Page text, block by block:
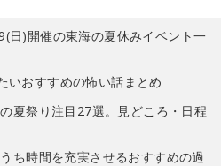
日)開催の東海の夏休みイベント一
いおすすめの怖い話まとめ
夏祭り注目27選。見どころ・日程
ち時間を充実させるおすすめの過